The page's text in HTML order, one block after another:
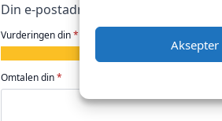
Aksepter
Din e-postadresse vil ikke bli publisert.
Vurderingen din*
av
5
av
5
av
5
stjerner
av
5
stjerner
5
stjerner
Omtalen din*